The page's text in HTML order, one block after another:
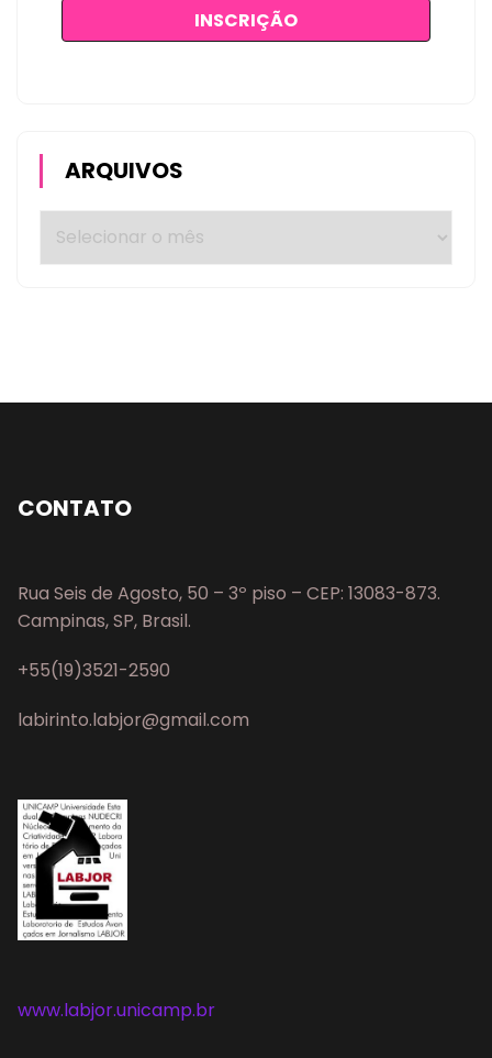
ARQUIVOS
CONTATO
Rua Seis de Agosto, 50 – 3º piso – CEP: 13083-873.
Campinas, SP, Brasil.
+55(19)3521-2590
labirinto.labjor@gmail.com
www.labjor.unicamp.br